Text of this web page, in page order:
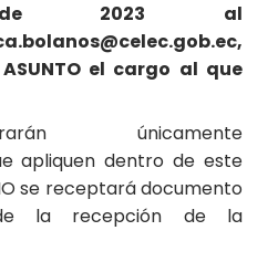
de 2023 al
el cargo al que
únicamente
apliquen dentro de este
se receptará documento
la recepción de la